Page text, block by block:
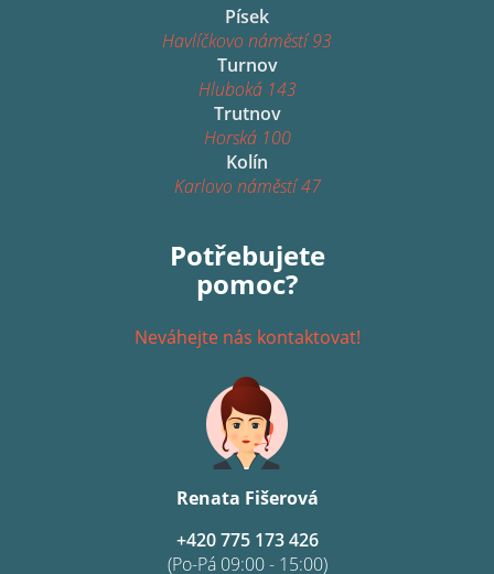
Písek
Havlíčkovo náměstí 93
Turnov
Hluboká 143
Trutnov
Horská 100
Kolín
Karlovo náměstí 47
Potřebujete
pomoc?
Neváhejte nás kontaktovat!
Renata Fišerová
+420 775 173 426
(Po-Pá 09:00 - 15:00)